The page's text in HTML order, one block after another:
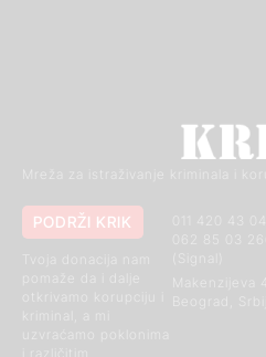
Mreža za istraživanje kriminala i
011 420 43 04
Makenzijeva
PODRŽI KRIK
otkrivamo korupciju i
kriminal, a mi
uzvraćamo poklonima
i različitim